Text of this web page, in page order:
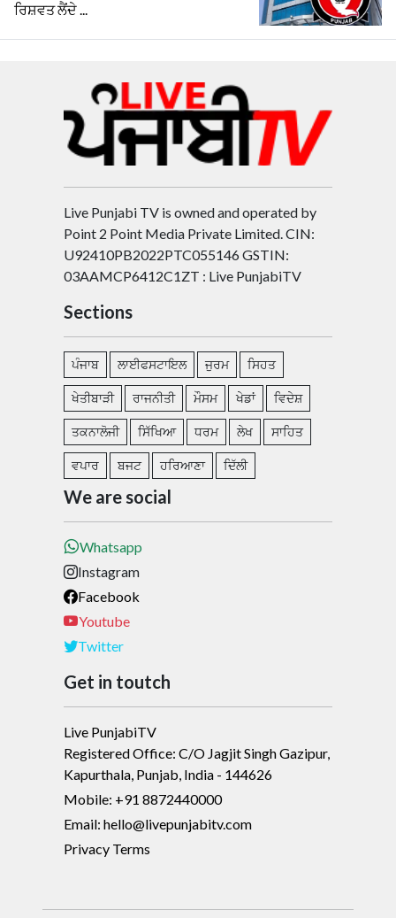
ਰਿਸ਼ਵਤ ਲੈਂਦੇ ...
Live Punjabi TV is owned and operated by
Point 2 Point Media Private Limited. CIN:
U92410PB2022PTC055146 GSTIN:
03AAMCP6412C1ZT : Live PunjabiTV
Sections
ਪੰਜਾਬ ਲਾਈਫਸਟਾਇਲ ਜੁਰਮ ਸਿਹਤ
ਖੇਤੀਬਾੜੀ ਰਾਜਨੀਤੀ ਮੌਸਮ ਖੇਡਾਂ ਵਿਦੇਸ਼
ਤਕਨਾਲੋਜੀ ਸਿੱਖਿਆ ਧਰਮ ਲੇਖ ਸਾਹਿਤ
ਵਪਾਰ ਬਜਟ ਹਰਿਆਣਾ ਦਿੱਲੀ
We are social
Whatsapp
Instagram
Facebook
Youtube
Twitter
Get in toutch
Live PunjabiTV
Registered Office: C/O Jagjit Singh Gazipur,
Kapurthala, Punjab, India - 144626
Mobile: +91 8872440000
Email: hello@livepunjabitv.com
Privacy Terms